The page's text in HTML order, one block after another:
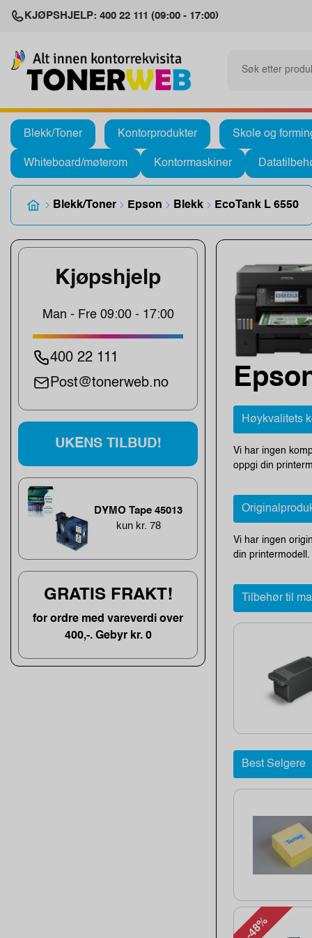
KJØPSHJELP: 400 22 111 (09:00 - 17:00)
Blekk/Toner Kontorprodukter Skole og
Whiteboard/møterom Kontormaskiner
Blekk/Toner Epson Blekk EcoTank L 6550
Kjøpshjelp
Man - Fre 09:00 - 17:00
400 22 111
Post@tonerweb.no
UKENS TILBUD!
DYMO Tape 45013
kun kr. 78
GRATIS FRAKT!
for ordre med vareverdi over
400,-. Gebyr kr. 0
Høykvalitets
Vi har ingen
oppgi din
Vi har ingen
din
Tilbehør til
Best Selgere
-48%